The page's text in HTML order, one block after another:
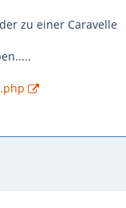
zu einer Caravelle